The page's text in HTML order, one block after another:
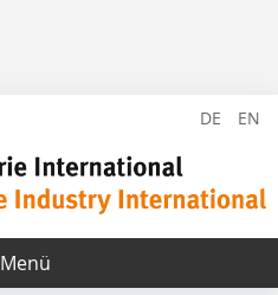
DE EN
Menü